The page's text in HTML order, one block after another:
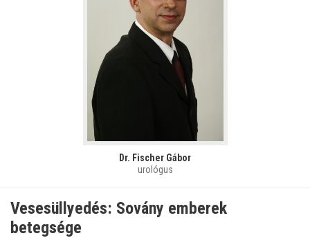
Dr. Fischer Gábor
urológus
Vesesüllyedés: Sovány emberek
betegsége